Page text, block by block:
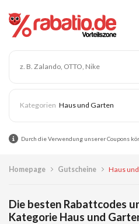
Haus und Garten
Durch die Verwendung unserer Coupons
Homepage Gutscheine Haus
Die besten Rabattcodes
Kategorie Haus und